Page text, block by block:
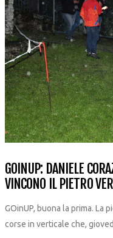
GOINUP: DANIELE
VINCONO IL PIETRO
GOinUP, buona la prima. La
corse in verticale che,